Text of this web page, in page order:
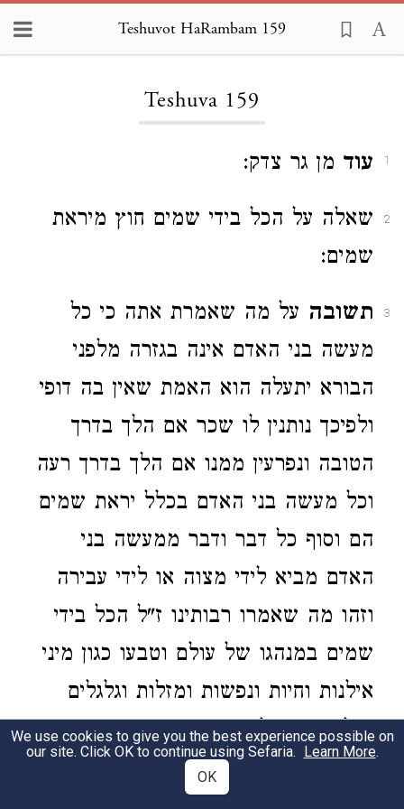
Teshuvot HaRambam 159
Teshuva 159
1 עוד מן גר צדק:
2
שאלה על הכל בידי שמים חוץ מיראת
שמים:
3 תשובה על מה שאמרת אתה כי כל
מעשה בני האדם אינה בגזרה מלפני
הבורא יתעלה הוא האמת שאין בה דופי
ולפיכך נותנין לו שכר אם הלך בדרך
הטובה ונפרעין ממנו אם הלך בדרך רעה
וכל מעשה בני האדם בכלל יראת שמים
הם וסוף כל דבר ודבר ממעשה בני
האדם מביא לידי מצוה או לידי עבירה
וזהו מה שאמרו רבותינו ז"ל הכל בידי
שמים במנהגו של עולם וטבעו כגון מיני
אילנות וחיות ונפשות ומזלות וגלגלים
ומלאכים הכל בידי שמים וכבר הרחבנו
בפי' משנת מסכת אבות מענין זה והבאנו
We use cookies to give you the best experience possible on
our site. Click OK to continue using Sefaria. Learn More.
OK